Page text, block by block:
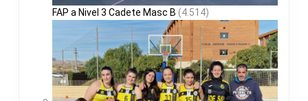
FAP a Nivel 3 Cadete Masc B (4.514)